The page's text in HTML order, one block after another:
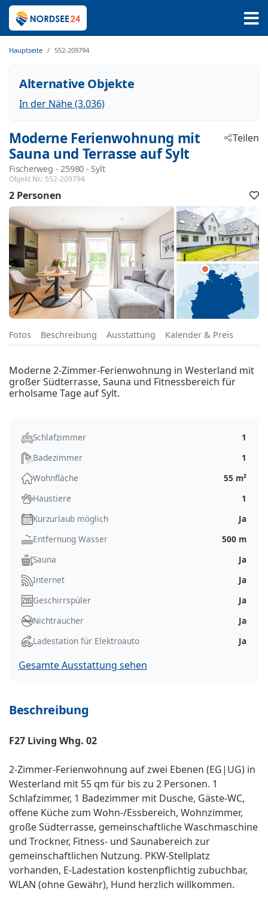
Hauptseite 552-209794
Alternative Objekte
In der Nähe (3.036)
Moderne Ferienwohnung mit
Sauna und Terrasse auf Sylt
Fischerweg - 25980 - Sylt
Objekt Nr.: 552-209794
Teilen
2 Personen
Fotos Beschreibung Ausstattung Kalender & Preis
Moderne 2-Zimmer-Ferienwohnung in Westerland mit
großer Südterrasse, Sauna und Fitnessbereich für
erholsame Tage auf Sylt.
Schlafzimmer
1
Badezimmer
1
Wohnfläche
55 m²
Haustiere
1
Kurzurlaub möglich
Ja
Entfernung Wasser
500 m
Sauna
Ja
Internet
Ja
Geschirrspüler
Ja
Nichtraucher
Ja
Ladestation für Elektroauto
Ja
Gesamte Ausstattung sehen
Beschreibung
F27 Living Whg. 02
2-Zimmer-Ferienwohnung auf zwei Ebenen (EG|UG) in
Westerland mit 55 qm für bis zu 2 Personen. 1
Schlafzimmer, 1 Badezimmer mit Dusche, Gäste-WC,
offene Küche zum Wohn-/Essbereich, Wohnzimmer,
große Südterrasse, gemeinschaftliche Waschmaschine
und Trockner, Fitness- und Saunabereich zur
gemeinschaftlichen Nutzung. PKW-Stellplatz
vorhanden, E-Ladestation kostenpflichtig zubuchbar,
WLAN (ohne Gewähr), Hund herzlich willkommen.